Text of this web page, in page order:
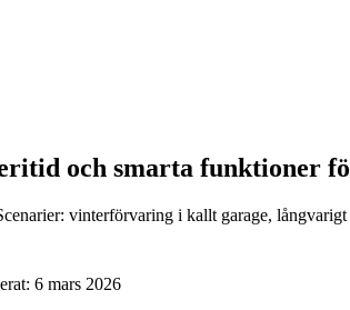
och smarta funktioner
vinterförvaring i kallt garage,
6 mars 2026